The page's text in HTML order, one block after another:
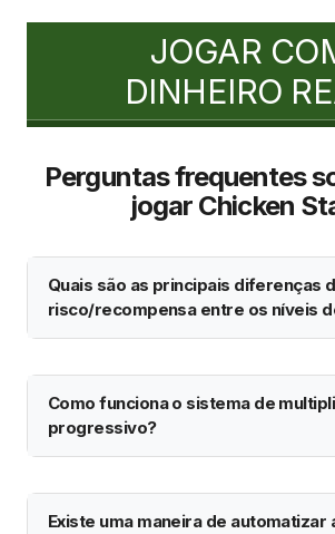
JOGAR
DINHEIRO
Perguntas frequentes
jogar Chicken
Quais são as principais diferenças
risco/recompensa entre os níveis
Como funciona o sistema de
progressivo?
Existe uma maneira de automatizar